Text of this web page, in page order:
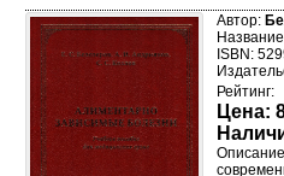
Автор:
ISBN:
Рейтинг:
Цена: